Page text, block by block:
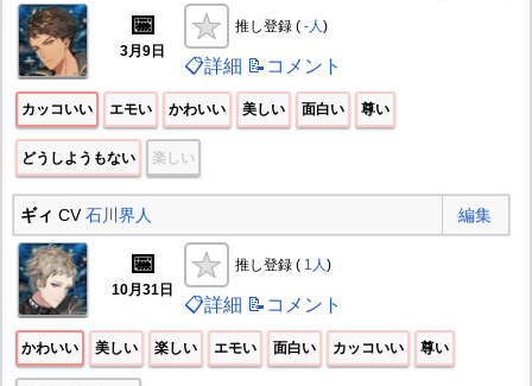
📅
3月9日
推し登録 ( -人)
📋詳細 📝コメント
カッコいい エモい かわいい 美しい 面白い 尊い
どうしようもない 楽しい
ギィ CV石川界人 編集
📅
10月31日
推し登録 ( 1人)
📋詳細 📝コメント
かわいい 美しい 楽しい エモい 面白い カッコいい 尊い